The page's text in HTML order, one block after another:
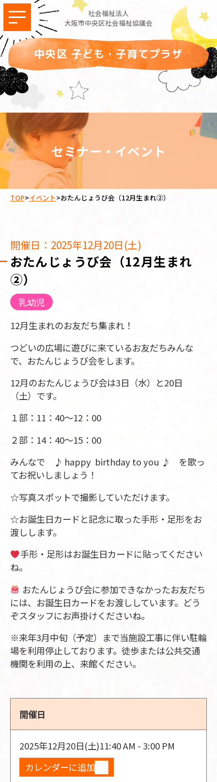
社会福祉法人
大阪市中央区社会福祉協議会
中央区 子ども・子育てプラザ
セミナー・イベント
TOP>イベント>おたんじょうび会（12月生まれ②）
開催日：2025年12月20日(土)
おたんじょうび会（12月生まれ
②）
乳幼児
12月生まれのお友だち集まれ！
つどいの広場に遊びに来ているお友だちみんな
で、おたんじょうび会をします。
12月のおたんじょうび会は3日（水）と20日
（土）です。
１部：11：40～12：00
２部：14：40～15：00
みんなで ♪ happy birthday to you ♪ を歌っ
てお祝いしましょう！
☆写真スポットで撮影していただけます。
☆お誕生日カードと記念に取った手形・足形をお
渡しします。
手形・足形はお誕生日カードに貼ってください
ね。
おたんじょうび会に参加できなかったお友だち
には、お誕生日カードをお渡ししています。どう
ぞスタッフにお声掛けくださいね。
※来年3月中旬（予定）まで当施設工事に伴い駐輪
場を利用停止しております。徒歩または公共交通
機関を利用の上、来館ください。
開催日
2025年12月20日(土)11:40 AM - 3:00 PM
カレンダーに追加